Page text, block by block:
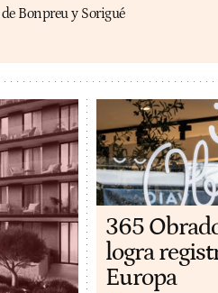
Bonpreu y Sorigué
365
logra
Europa